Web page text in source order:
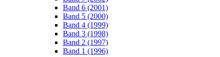
Band 6 (2001)
Band 5 (2000)
Band 4 (1999)
Band 3 (1998)
Band 2 (1997)
Band 1 (1996)